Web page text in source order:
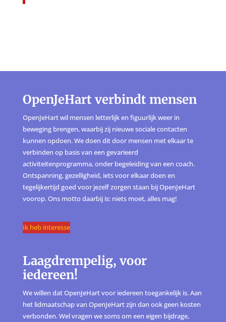
OpenJeHart verbindt mensen
OpenJeHart wil mensen letterlijk en figuurlijk weer in
beweging brengen, waarbij zij nieuwe sociale contacten
kunnen opdoen. We doen dit door mensen met elkaar te
verbinden op basis van een gevarieerd
activiteitenprogramma, onder begeleiding van een coach.
Ontspanning, gezelligheid, iets voor elkaar doen en
tegelijkertijd goed voor jezelf zorgen staan bij OpenJeHart
voorop. Ons motto daarbij is: niets moet, alles mag!
Ik heb interesse
Laagdrempelig, voor
iedereen!
We willen dat OpenJeHart voor iedereen toegankelijk is. Aan
het lidmaatschap van OpenJeHart zijn dan ook geen kosten
verbonden. Wel vragen we soms om een eigen bijdrage,